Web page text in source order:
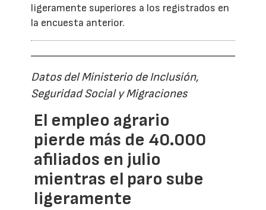
ligeramente superiores a los registrados en
la encuesta anterior.
Datos del Ministerio de Inclusión,
Seguridad Social y Migraciones
El empleo agrario
pierde más de 40.000
afiliados en julio
mientras el paro sube
ligeramente